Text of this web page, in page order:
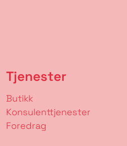
Tjenester
Butikk
Konsulenttjenester
Foredrag